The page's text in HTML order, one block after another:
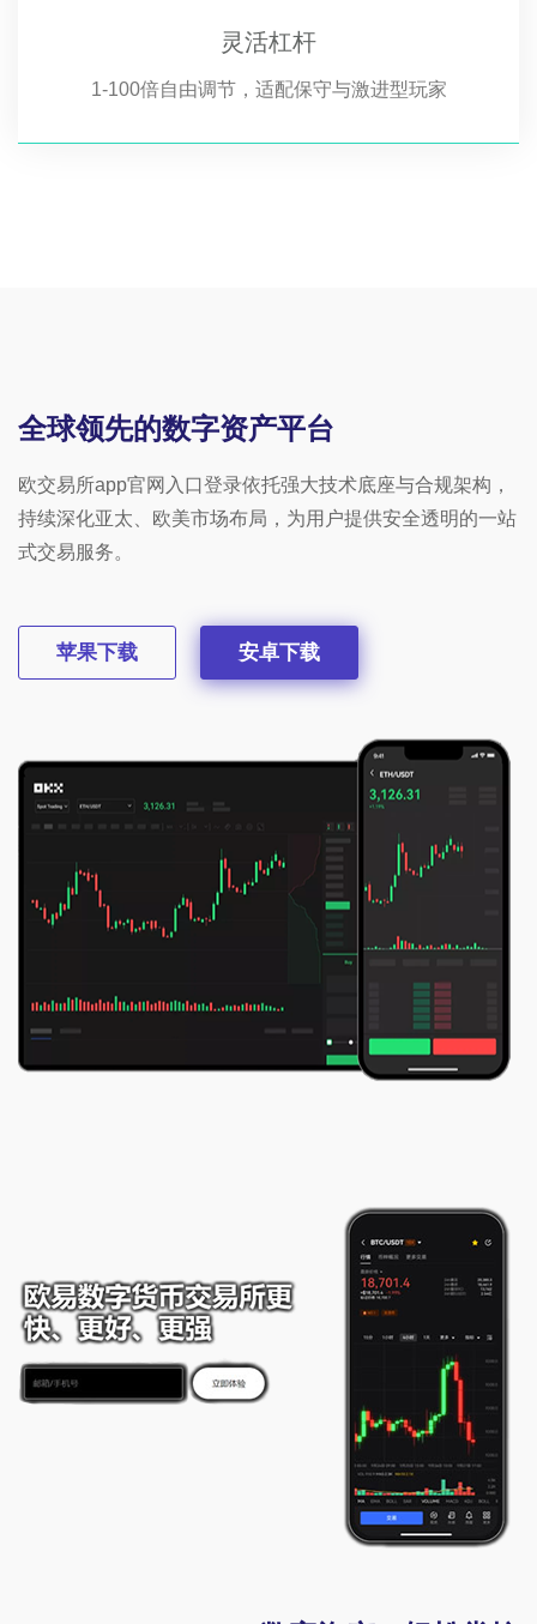
灵活杠杆
1-100倍自由调节，适配保守与激进型玩家
全球领先的数字资产平台
欧交易所app官网入口登录依托强大技术底座与合规架构，
持续深化亚太、欧美市场布局，为用户提供安全透明的一站
式交易服务。
苹果下载 安卓下载